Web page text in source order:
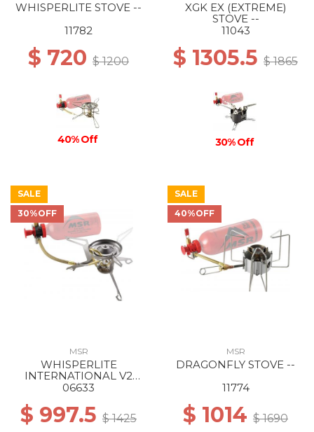
WHISPERLITE STOVE --
11782
$ 720 $ 1200
40% Off
XGK EX (EXTREME)
STOVE --
11043
$ 1305.5 $ 1865
30% Off
SALE
30%OFF
MSR
WHISPERLITE
INTERNATIONAL V2
STOVE --
06633
$ 997.5 $ 1425
SALE
40%OFF
MSR
DRAGONFLY STOVE --
11774
$ 1014 $ 1690